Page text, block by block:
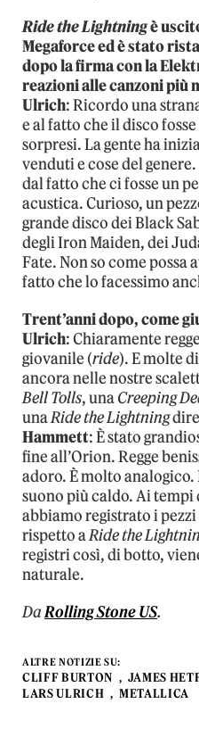
Ride the Lightningè
Megaforce ed è stato
dopo la firma con la
reazioni alle canzoni più
Ulrich: Ricordo una
e al fatto che il disco
sorpresi. La gente ha
venduti e cose del
dal fatto che ci fosse un
acustica. Curioso, un
grande disco dei Black
degli Iron Maiden, dei
Fate. Non so come possa
fatto che lo facessimo
Trent’anni dopo, come
Ulrich: Chiaramente
giovanile (ride). E molte
ancora nelle nostre
Bell Tolls, unaCreeping
unaRide the Lightning
Hammett: È stato
fine all’Orion. Regge
adoro. È molto
suono più caldo. Ai
abbiamo registrato i
rispetto aRide the
registri così, di botto,
naturale.
DaRolling Stone US.
ALTRE NOTIZIE SU:
CLIFF BURTON JAMES
LARS ULRICH
METALLICA